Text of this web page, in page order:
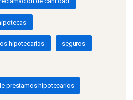
hipotecarios seguros
prestamos hipotecarios